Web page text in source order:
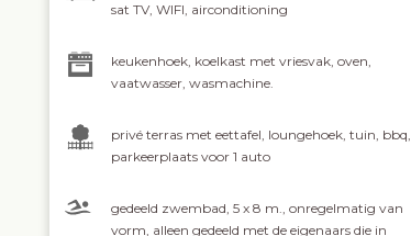
sat TV, WIFI, airconditioning
keukenhoek, koelkast met vriesvak, oven,
vaatwasser, wasmachine.
privé terras met eettafel, loungehoek, tuin, bbq,
parkeerplaats voor 1 auto
gedeeld zwembad, 5 x 8 m., onregelmatig van
vorm, alleen gedeeld met de eigenaars die in